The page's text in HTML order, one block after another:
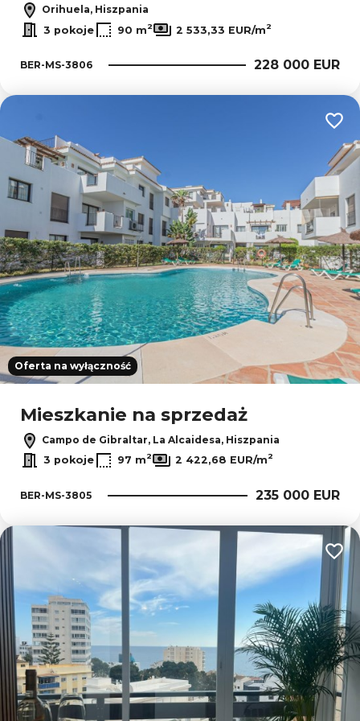
Orihuela, Hiszpania
3 pokoje
90 m2 2 533,33 EUR/m2
BER-MS-3806 228 000 EUR
Oferta na wyłączność
Mieszkanie na sprzedaż
Campo de Gibraltar, La Alcaidesa, Hiszpania
3 pokoje
97 m2 2 422,68 EUR/m2
BER-MS-3805 235 000 EUR